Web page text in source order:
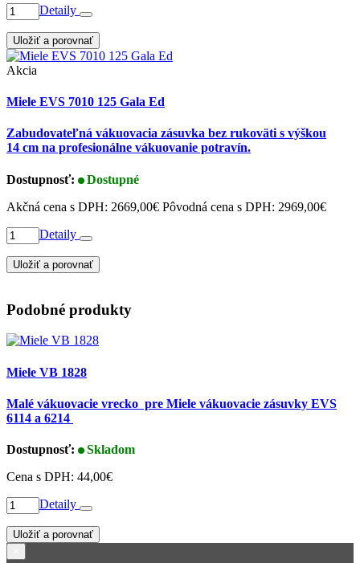
Detaily
Uložiť a porovnať
Akcia
Miele EVS 7010 125 Gala Ed
Zabudovateľná vákuovacia zásuvka bez rukoväti s výškou
14 cm na profesionálne vákuovanie potravín.
Dostupnosť:
Dostupné
Akčná cena s DPH: 2669,00€ Pôvodná cena s DPH: 2969,00€
Detaily
Uložiť a porovnať
Podobné produkty
Miele VB 1828
Malé vákuovacie vrecko pre Miele vákuovacie zásuvky EVS
6114 a 6214
Dostupnosť:
Skladom
Cena s DPH: 44,00€
Detaily
Uložiť a porovnať